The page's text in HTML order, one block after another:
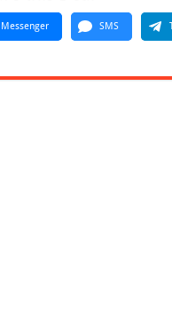
Messenger SMS